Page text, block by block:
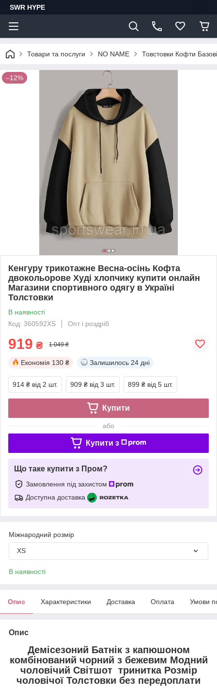
SWR HYPE
Товари та послуги NO NAME Товстовки Кофти Базові
–12%
Кенгуру трикотажне Весна-осінь Кофта
двокольорове Худі хлопчику купити онлайн
Магазини спортивного одягу в Україні
Толстовки
В наявності
Код: 360592XS
Опт і роздріб
919 ₴ 1 049 ₴
Економія 130 ₴ Залишилось 24 дні
914 ₴ від 2 шт. 909 ₴ від 3 шт. 899 ₴ від 5 шт.
Купити
або
Купити з
Що таке купити з Пром?
Замовлення під захистом
Доступна доставка
Міжнародний розмір
XS
В наявності
Опис Характеристики Доставка Оплата Умови
Опис
Демісезоний Батнік з капюшоном
комбінований чорний з бежевим Модний
чоловічий Світшот тринитка Розмір
чоловічої Толстовки без передоплати